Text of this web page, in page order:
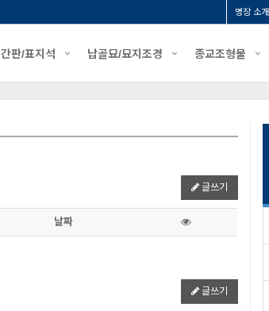
명장 소개
간판/표지석 납골묘/묘지조경 종교조형물
글쓰기
날짜
글쓰기